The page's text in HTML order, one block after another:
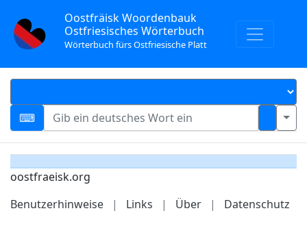
Oostfräisk Woordenbauk
Ostfriesisches Wörterbuch
Wörterbuch fürs Ostfriesische Platt
oostfraeisk.org
Benutzerhinweise
| Links | Über | Datenschutz